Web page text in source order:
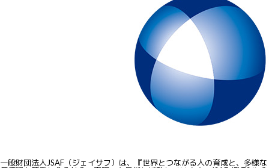
一般財団法人JSAF（ジェイサフ）は、『世界とつながる人の育成と、多様な